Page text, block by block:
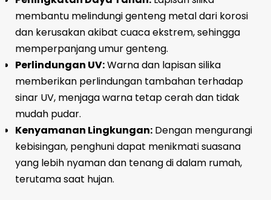
membantu melindungi genteng metal dari korosi
dan kerusakan akibat cuaca ekstrem, sehingga
memperpanjang umur genteng.
Perlindungan UV:Warna dan lapisan silika
memberikan perlindungan tambahan terhadap
sinar UV, menjaga warna tetap cerah dan tidak
mudah pudar.
Kenyamanan Lingkungan:Dengan mengurangi
kebisingan, penghuni dapat menikmati suasana
yang lebih nyaman dan tenang di dalam rumah,
terutama saat hujan.